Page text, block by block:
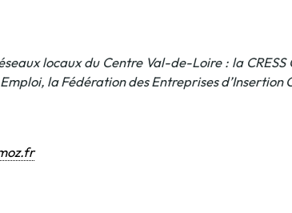
locaux du Centre Val-de-Loire : la
la Fédération des Entreprises d’Insertion